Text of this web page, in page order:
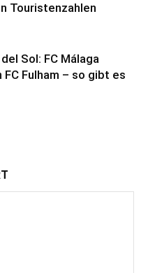
Touristenzahlen
Sol: FC Málaga
Fulham – so gibt es